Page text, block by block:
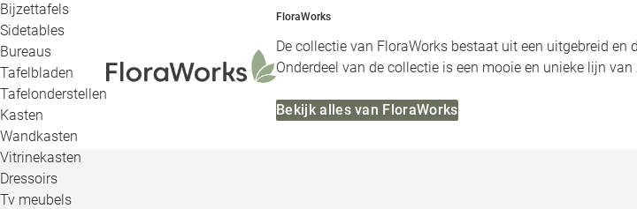
Bijzettafels
Sidetables
Bureaus
Tafelbladen
Tafelonderstellen
Kasten
Wandkasten
Vitrinekasten
Dressoirs
Tv meubels
FloraWorks
De collectie van FloraWorks bestaat uit een uitgebreid
Onderdeel van de collectie is een mooie en unieke lijn
Bekijk alles van FloraWorks